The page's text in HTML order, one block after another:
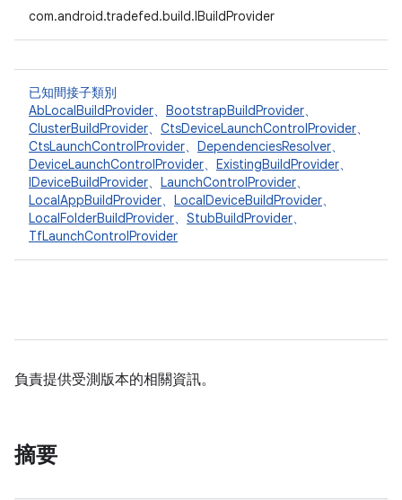
com.android.tradefed.build.IBuildProvider
已知間接子類別
AbLocalBuildProvider、 BootstrapBuildProvider、
ClusterBuildProvider、 CtsDeviceLaunchControlProvider、
CtsLaunchControlProvider、 DependenciesResolver、
DeviceLaunchControlProvider、 ExistingBuildProvider、
IDeviceBuildProvider、 LaunchControlProvider、
LocalAppBuildProvider、 LocalDeviceBuildProvider、
LocalFolderBuildProvider、 StubBuildProvider、
TfLaunchControlProvider
負責提供受測版本的相關資訊。
摘要